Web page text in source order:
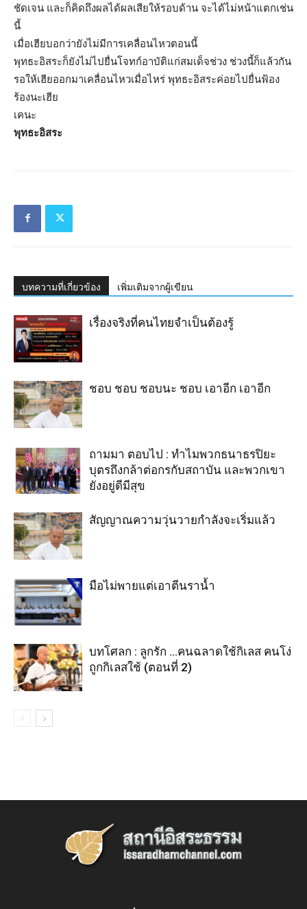
ชัดเจน และก็คิดถึงผลได้ผลเสียให้รอบด้าน จะได้ไม่หน้าแตกเช่น
นี้
เมื่อเฮียบอกว่ายังไม่มีการเคลื่อนไหวตอนนี้
พุทธะอิสระก็ยังไม่ไปยื่นโจทก์อาบัติแก่สมเด็จช่วง ช่วงนี้ก็แล้วกัน
รอให้เฮียออกมาเคลื่อนไหวเมื่อไหร่ พุทธะอิสระค่อยไปยื่นฟ้อง
ร้องนะเฮีย
เคนะ
พุทธะอิสระ
บทความที่เกี่ยวข้อง เพิ่มเติมจากผู้เขียน
เรื่องจริงที่คนไทยจำเป็นต้องรู้
ชอบ ชอบ ชอบนะ ชอบ เอาอีก เอาอีก
ถามมา ตอบไป : ทำไมพวกธนาธรปิยะ
บุตรถึงกล้าต่อกรกับสถาบัน และพวกเขา
ยังอยู่ดีมีสุข
สัญญาณความวุ่นวายกำลังจะเริ่มแล้ว
มือไม่พายแต่เอาตีนราน้ำ
บทโศลก : ลูกรัก …คนฉลาดใช้กิเลส คนโง่
ถูกกิเลสใช้ (ตอนที่ 2)